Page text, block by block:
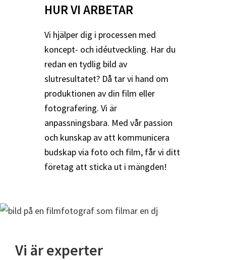
HUR VI ARBETAR
Vi hjälper dig i processen med
koncept- och idéutveckling. Har du
redan en tydlig bild av
slutresultatet? Då tar vi hand om
produktionen av din film eller
fotografering. Vi är
anpassningsbara. Med vår passion
och kunskap av att kommunicera
budskap via foto och film, får vi ditt
företag att sticka ut i mängden!
Vi är experter